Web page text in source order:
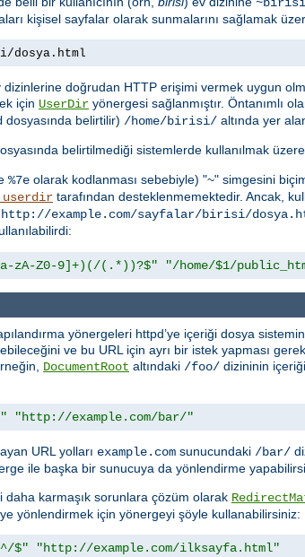
kişisel sayfalar olarak sunmalarını sağlamak
dosya.html
dizinlerine doğrudan HTTP erişimi vermek uygun
için UserDir yönergesi sağlanmıştır. Öntanımlı
dosyasında belirtilir) /home/birisi/ altında yer
belirtilmediği sistemlerde kullanılmak üzere
%7e olarak kodlanması sebebiyle) "~" simgesini
tarafından desteklenmemektedir. Ancak,
http://example.com/sayfalar/birisi/
zA-Z0-9]+)(/(.*))?$" "/home/$1/
yönergeleri httpd’ye içeriği dosya
ve bu URL için ayrı bir istek yapması
DocumentRoot altındaki /foo/ dizininin
"http://example.com/bar/"
URL yolları example.com sunucundaki /bar/
ile başka bir sunucuya da yönlendirme
daha karmaşık sorunlara çözüm olarak
yönlendirmek için yönergeyi şöyle kullanabilirsiniz:
$" "http://example.com/ilksayfa.html"